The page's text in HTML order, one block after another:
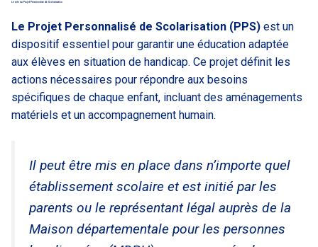
Le rôle du Projet Personnalisé de Scolarisation
Le Projet Personnalisé de Scolarisation (PPS) est un
dispositif essentiel pour garantir une éducation adaptée
aux élèves en situation de handicap. Ce projet définit les
actions nécessaires pour répondre aux besoins
spécifiques de chaque enfant, incluant des aménagements
matériels et un accompagnement humain.
Il peut être mis en place dans n’importe quel
établissement scolaire et est initié par les
parents ou le représentant légal auprès de la
Maison départementale pour les personnes